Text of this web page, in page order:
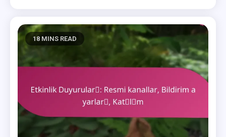
18 MINS READ